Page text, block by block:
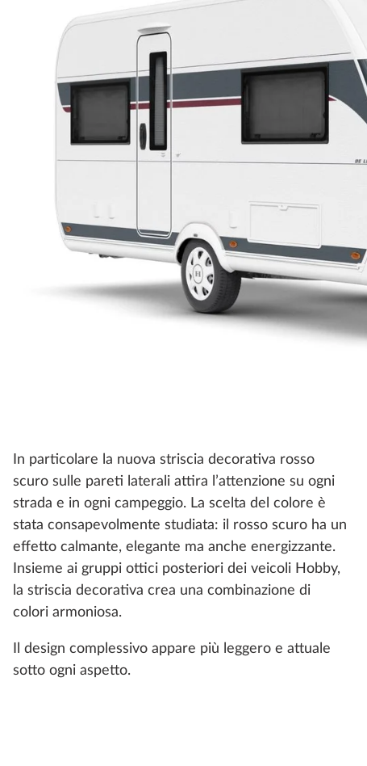
In particolare la nuova striscia decorativa rosso
scuro sulle pareti laterali attira l’attenzione su ogni
strada e in ogni campeggio. La scelta del colore è
stata consapevolmente studiata: il rosso scuro ha un
effetto calmante, elegante ma anche energizzante.
Insieme ai gruppi ottici posteriori dei veicoli Hobby,
la striscia decorativa crea una combinazione di
colori armoniosa.
Il design complessivo appare più leggero e attuale
sotto ogni aspetto.